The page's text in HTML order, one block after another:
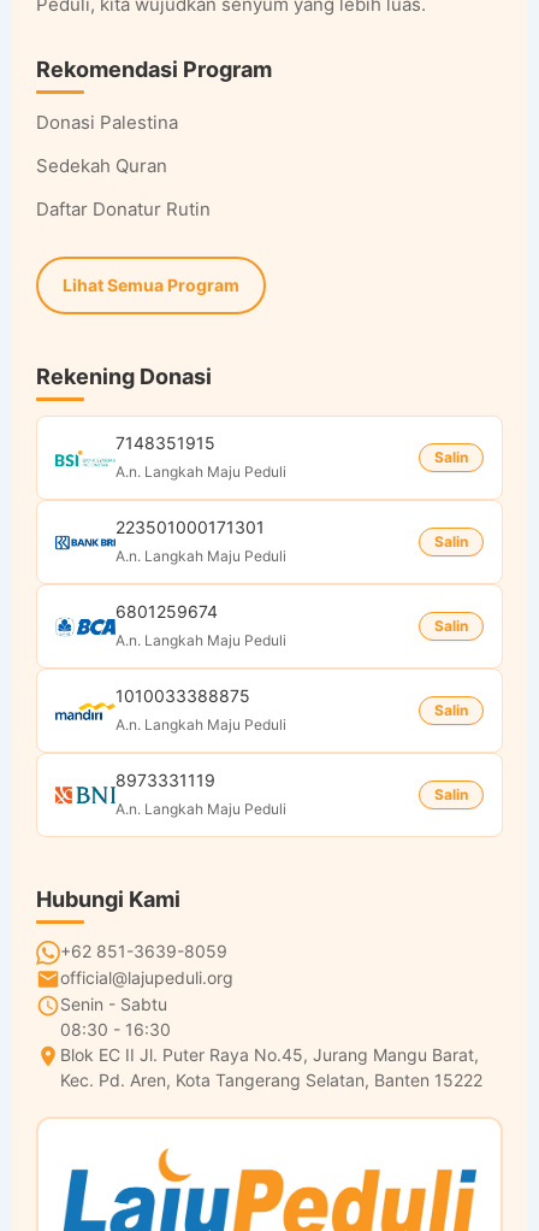
Rekomendasi Program
Donasi Palestina
Sedekah Quran
Daftar Donatur Rutin
Lihat Semua Program
Rekening Donasi
7148351915
A.n. Langkah Maju Peduli
Salin
223501000171301
A.n. Langkah Maju Peduli
Salin
6801259674
A.n. Langkah Maju Peduli
Salin
1010033388875
A.n. Langkah Maju Peduli
Salin
8973331119
A.n. Langkah Maju Peduli
Salin
Hubungi Kami
+62 851-3639-8059
official@lajupeduli.org
Senin - Sabtu
08:30 - 16:30
Blok EC II Jl. Puter Raya No.45, Jurang Mangu Barat,
Kec. Pd. Aren, Kota Tangerang Selatan, Banten 15222